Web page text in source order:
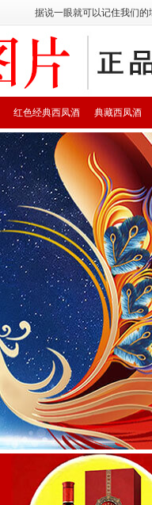
据说一眼就可以记住我们
典藏西凤酒
红色经典西凤酒